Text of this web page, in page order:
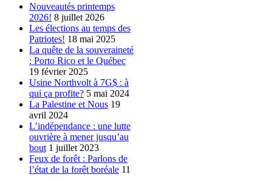
Nouveautés printemps
2026! 8 juillet 2026
Les élections au temps des
Patriotes! 18 mai 2025
La quête de la souveraineté
: Porto Rico et le Québec
19 février 2025
Usine Northvolt à 7G$ : à
qui ça profite? 5 mai 2024
La Palestine et Nous 19
avril 2024
L’indépendance : une lutte
ouvrière à mener jusqu’au
bout 1 juillet 2023
Feux de forêt : Parlons de
l’état de la forêt boréale 11